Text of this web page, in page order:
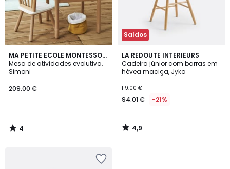
MA PETITE ECOLE MONTESSORI
X LA REDOUTE INTERIEURS
Mesa de atividades evolutiva,
Simoni
€.
209.00 €
4
/
5
4
/
Saldos
LA REDOUTE INTERIEURS
Cadeira júnior com barras em
hévea maciça, Jyko
119.00 €
94.01 € -21%
4,9
/ 5
4,9
/